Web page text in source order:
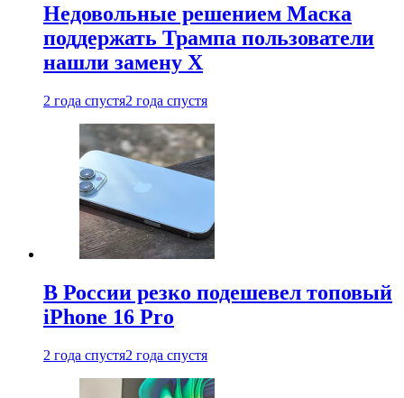
Недовольные решением Маска
поддержать Трампа пользователи
нашли замену X
2 года спустя2 года спустя
В России резко подешевел топовый
iPhone 16 Pro
2 года спустя2 года спустя